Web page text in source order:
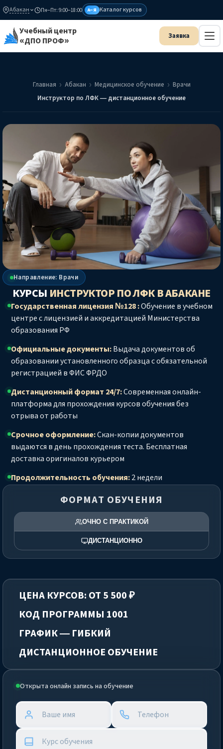
Абакан Пн–Пт: 9:00–18:00 А–Я Каталог курсов
Учебный центр
«ДПО ПРОФ»
Главная Абакан Медицинское обучение
Врачи
Инструктор по ЛФК — дистанционное обучение
Направление: Врачи
КУРСЫ ИНСТРУКТОР ПО ЛФКВ АБАКАНЕ
Государственная лицензия №128 :Обучение в учебном
центре с лицензией и аккредитацией Министерства
образования РФ
Официальные документы:Выдача документов об
образовании установленного образца с обязательной
регистрацией в ФИС ФРДО
Дистанционный формат 24/7:Современная онлайн-
платформа для прохождения курсов обучения без
отрыва от работы
Срочное оформление:Скан-копии документов
выдаются в день прохождения теста. Бесплатная
доставка оригиналов курьером
Продолжительность обучения:2 недели
Открыта онлайн запись на обучение
ФОРМАТ ОБУЧЕНИЯ
ОЧНО С ПРАКТИКОЙ
ДИСТАНЦИОННО
ЦЕНА КУРСОВ: ОТ 5 500 ₽
КОД ПРОГРАММЫ 1001
ГРАФИК — ГИБКИЙ
ДИСТАНЦИОННОЕ ОБУЧЕНИЕ